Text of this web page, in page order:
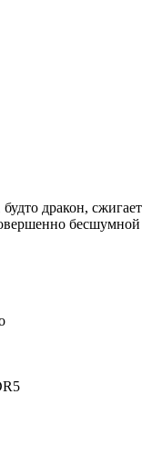
дракон, сжигает
бесшумной